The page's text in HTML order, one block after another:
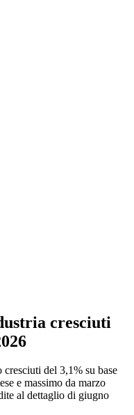
cresciuti
del 3,1% su base
e massimo da marzo
al dettaglio di giugno